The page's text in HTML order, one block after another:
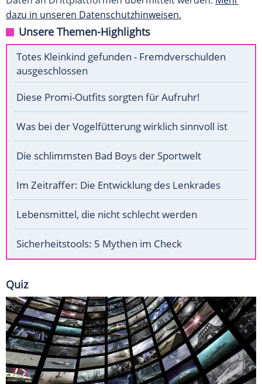
dazu in unseren Datenschutzhinweisen.
Unsere Themen-Highlights
Totes Kleinkind gefunden - Fremdverschulden
ausgeschlossen
Diese Promi-Outfits sorgten für Aufruhr!
Was bei der Vogelfütterung wirklich sinnvoll ist
Die schlimmsten Bad Boys der Sportwelt
Im Zeitraffer: Die Entwicklung des Lenkrades
Lebensmittel, die nicht schlecht werden
Sicherheitstools: 5 Mythen im Check
Quiz